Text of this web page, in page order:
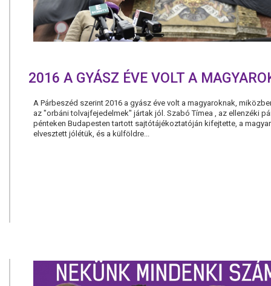
2016 A GYÁSZ ÉVE VOLT A
A Párbeszéd szerint 2016 a gyász éve volt a magyaroknak,
az "orbáni tolvajfejedelmek" jártak jól. Szabó Tímea , az ellenzéki
pénteken Budapesten tartott sajtótájékoztatóján kifejtette, a
elvesztett jólétük, és a külföldre...